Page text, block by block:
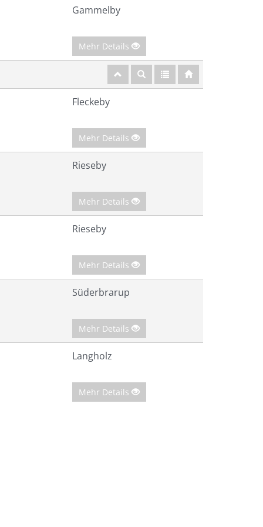
Gammelby
Mehr Details
Fleckeby
Mehr Details
Rieseby
Mehr Details
Rieseby
Mehr Details
Süderbrarup
Mehr Details
Langholz
Mehr Details